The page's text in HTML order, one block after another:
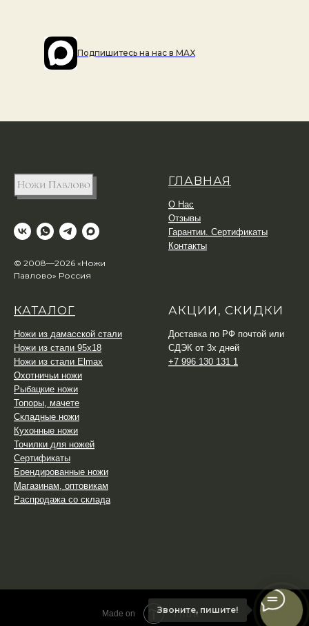
Подпишитесь на наc в MAX
© 2008—2026 «Ножи
Павлово» Россия
ГЛАВНАЯ
О Нас
Отзывы
Гарантии. Сертификаты
Контакты
КАТАЛОГ
Ножи из дамасской стали
Ножи из стали 95х18
Ножи из стали Elmax
Охотничьи ножи
Рыбацкие ножи
Топоры, мачете
Складные ножи
Кухонные ножи
Точилки для ножей
Сертификаты
Брендированные ножи
Магазинам, оптовикам
Распродажа со склада
АКЦИИ, СКИДКИ
Доставка по РФ почтой или
СДЭК от 3х дней
+7 996 130 131 1
Звоните, пишите!
Made on Tilda